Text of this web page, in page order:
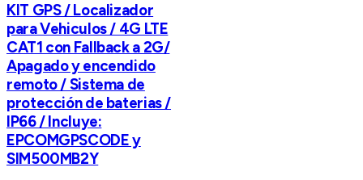
KIT GPS / Localizador
para Vehiculos / 4G LTE
CAT1 con Fallback a 2G/
Apagado y encendido
remoto / Sistema de
protección de baterias /
IP66 / Incluye:
EPCOMGPSCODE y
SIM500MB2Y